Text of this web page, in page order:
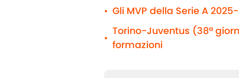
• Gli MVP della Serie A
•
Torino-Juventus (38ª
formazioni